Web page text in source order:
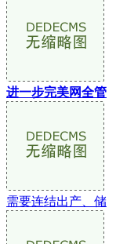
进一步完美网全管
需要连结出产、储